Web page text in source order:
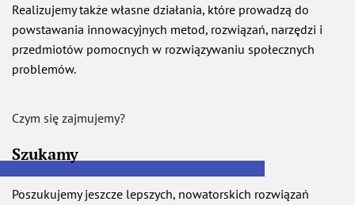
Realizujemy także własne działania, które prowadzą do
powstawania innowacyjnych metod, rozwiązań, narzędzi i
przedmiotów pomocnych w rozwiązywaniu społecznych
problemów.
Czym się zajmujemy?
Szukamy
Poszukujemy jeszcze lepszych, nowatorskich rozwiązań